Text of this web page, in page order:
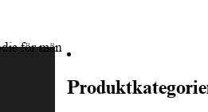
för män